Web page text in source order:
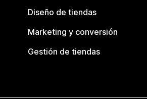
Diseño de tiendas
Marketing y conversión
Gestión de tiendas